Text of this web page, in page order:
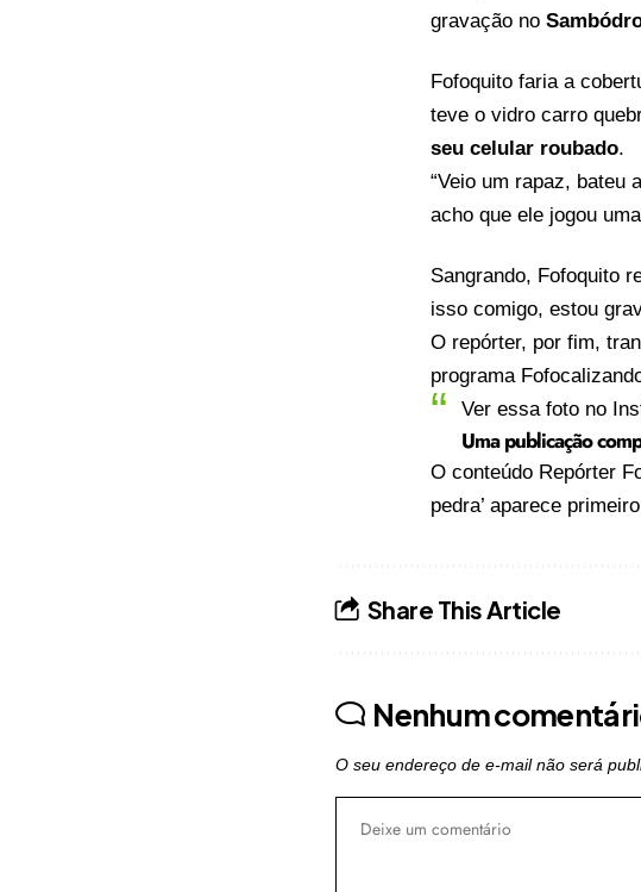
gravação no
Fofoquito faria a
teve o vidro carro
seu celular roubado.
“Veio um rapaz, bateu
acho que ele jogou
Sangrando, Fofoquito
isso comigo, estou
O repórter, por fim,
programa
Ver essa foto no
Uma publicação
O conteúdo Repórter
pedra’ aparece
Share This Article
Nenhum
O seu endereço de e-mail não será